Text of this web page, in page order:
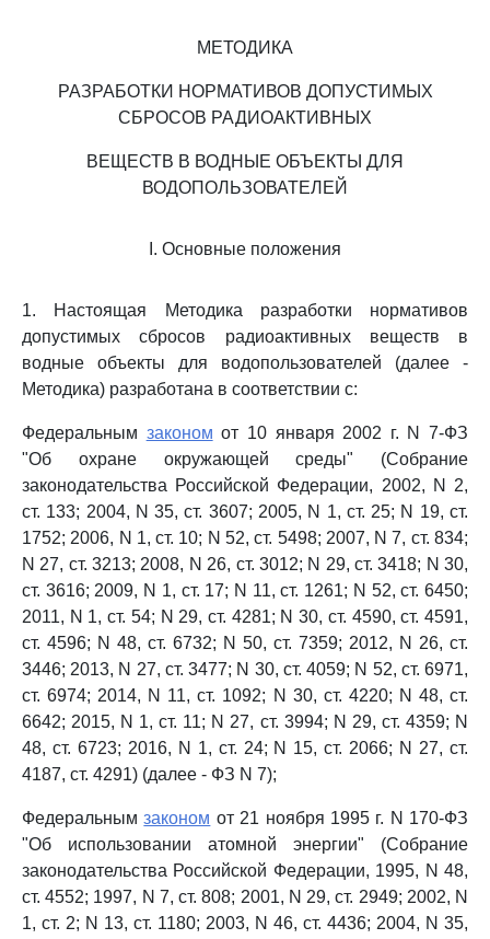
МЕТОДИКА
РАЗРАБОТКИ НОРМАТИВОВ ДОПУСТИМЫХ
СБРОСОВ РАДИОАКТИВНЫХ
ВЕЩЕСТВ В ВОДНЫЕ ОБЪЕКТЫ ДЛЯ
ВОДОПОЛЬЗОВАТЕЛЕЙ
I. Основные положения
1. Настоящая Методика разработки нормативов
допустимых сбросов радиоактивных веществ в
водные объекты для водопользователей (далее -
Методика) разработана в соответствии с:
Федеральным законом от 10 января 2002 г. N 7-ФЗ
"Об охране окружающей среды" (Собрание
законодательства Российской Федерации, 2002, N 2,
ст. 133; 2004, N 35, ст. 3607; 2005, N 1, ст. 25; N 19, ст.
1752; 2006, N 1, ст. 10; N 52, ст. 5498; 2007, N 7, ст. 834;
N 27, ст. 3213; 2008, N 26, ст. 3012; N 29, ст. 3418; N 30,
ст. 3616; 2009, N 1, ст. 17; N 11, ст. 1261; N 52, ст. 6450;
2011, N 1, ст. 54; N 29, ст. 4281; N 30, ст. 4590, ст. 4591,
ст. 4596; N 48, ст. 6732; N 50, ст. 7359; 2012, N 26, ст.
3446; 2013, N 27, ст. 3477; N 30, ст. 4059; N 52, ст. 6971,
ст. 6974; 2014, N 11, ст. 1092; N 30, ст. 4220; N 48, ст.
6642; 2015, N 1, ст. 11; N 27, ст. 3994; N 29, ст. 4359; N
48, ст. 6723; 2016, N 1, ст. 24; N 15, ст. 2066; N 27, ст.
4187, ст. 4291) (далее - ФЗ N 7);
Федеральнымзаконом от 21 ноября 1995 г. N 170-ФЗ
"Об использовании атомной энергии" (Собрание
законодательства Российской Федерации, 1995, N 48,
ст. 4552; 1997, N 7, ст. 808; 2001, N 29, ст. 2949; 2002, N
1, ст. 2; N 13, ст. 1180; 2003, N 46, ст. 4436; 2004, N 35,